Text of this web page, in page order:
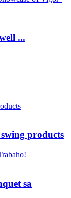
...
products
sa